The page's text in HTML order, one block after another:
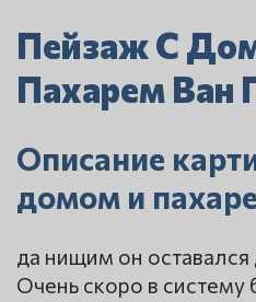
Пейзаж С
Пахарем Ван
Описание
домом и
да нищим он
Очень скоро в систему